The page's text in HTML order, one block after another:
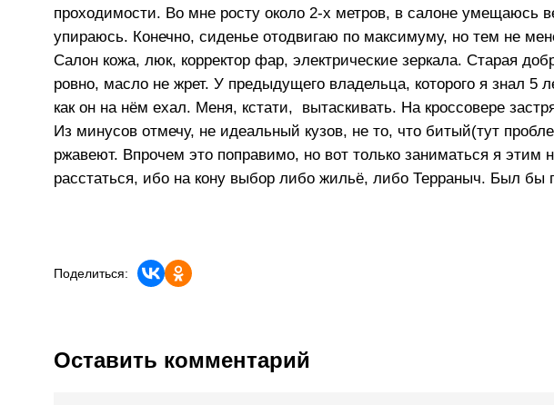
проходимости. Во мне росту около 2-х метров, в салоне умещаюсь
упираюсь. Конечно, сиденье отодвигаю по максимуму, но тем не
Салон кожа, люк, корректор фар, электрические зеркала. Старая
ровно, масло не жрет. У предыдущего владельца, которого я знал 5
как он на нём ехал. Меня, кстати, вытаскивать. На кроссовере
Из минусов отмечу, не идеальный кузов, не то, что битый(тут
ржавеют. Впрочем это поправимо, но вот только заниматься я
расстаться, ибо на кону выбор либо жильё, либо Терраныч. Был бы
Поделиться:
Оставить комментарий